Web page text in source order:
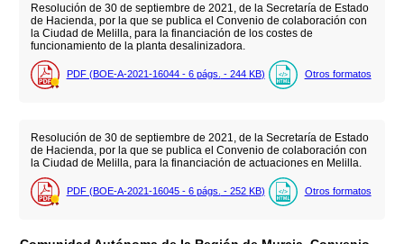
Resolución de 30 de septiembre de 2021, de la Secretaría de Estado
de Hacienda, por la que se publica el Convenio de colaboración con
la Ciudad de Melilla, para la financiación de los costes de
funcionamiento de la planta desalinizadora.
PDF (BOE-A-2021-16044 - 6 págs. - 244 KB) Otros formatos
Resolución de 30 de septiembre de 2021, de la Secretaría de Estado
de Hacienda, por la que se publica el Convenio de colaboración con
la Ciudad de Melilla, para la financiación de actuaciones en Melilla.
PDF (BOE-A-2021-16045 - 6 págs. - 252 KB) Otros formatos